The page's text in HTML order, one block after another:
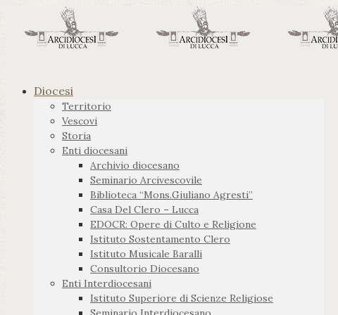
Diocesi
Territorio
Vescovi
Storia
Enti diocesani
Archivio diocesano
Seminario Arcivescovile
Biblioteca “Mons.Giuliano Agresti”
Casa Del Clero – Lucca
EDOCR: Opere di Culto e Religione
Istituto Sostentamento Clero
Istituto Musicale Baralli
Consultorio Diocesano
Enti Interdiocesani
Istituto Superiore di Scienze Religiose